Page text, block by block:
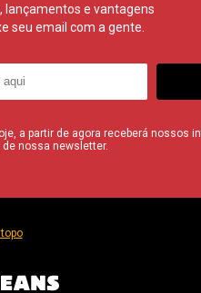
lançamentos e vantagens
seu email com a gente.
a partir de agora receberá nossos
nossa newsletter.